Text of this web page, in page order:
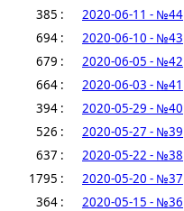
385 :
2020-06-11 - №44
694 :
2020-06-10 - №43
679 :
2020-06-05 - №42
664 :
2020-06-03 - №41
394 :
2020-05-29 - №40
526 :
2020-05-27 - №39
637 :
2020-05-22 - №38
1795 :
2020-05-20 - №37
364 :
2020-05-15 - №36